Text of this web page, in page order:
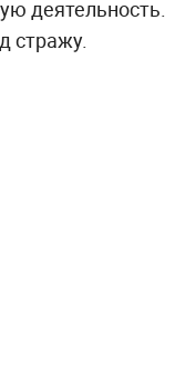
деятельность.
стражу.